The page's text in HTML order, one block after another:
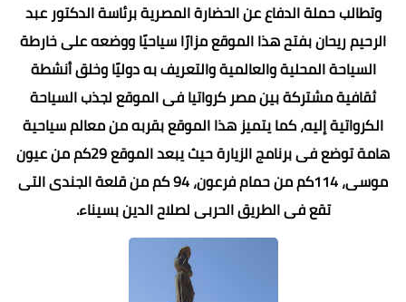
وتطالب حملة الدفاع عن الحضارة المصرية برئاسة الدكتور عبد
الرحيم ريحان بفتح هذا الموقع مزارًا سياحيًا ووضعه على خارطة
السياحة المحلية والعالمية والتعريف به دوليًا وخلق أنشطة
ثقافية مشتركة بين مصر كرواتيا فى الموقع لجذب السياحة
الكرواتية إليه، كما يتميز هذا الموقع بقربه من معالم سياحية
هامة توضع فى برنامج الزيارة حيث يبعد الموقع 29كم من عيون
موسى، 114كم من حمام فرعون، 94 كم من قلعة الجندى التى
تقع فى الطريق الحربى لصلاح الدين بسيناء.